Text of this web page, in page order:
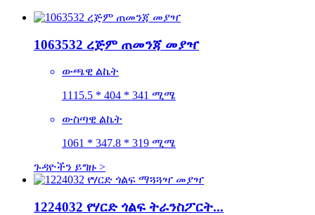
1063532 ረጅም ጠመንጃ መያዣ
ውጫዊ ልኬት
1115.5 * 404 * 341 ሚሜ
ውስጣዊ ልኬት
1061 * 347.8 * 319 ሚሜ
ጉዳዮችን ይግዙ >
1224032 የሃርድ ጎልፍ ትራንስፖርት...